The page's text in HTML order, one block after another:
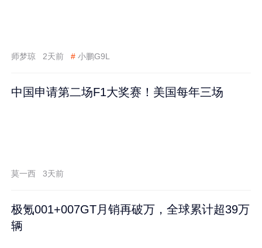
师梦琼 2天前 # 小鹏G9L
中国申请第二场F1大奖赛！美国每年三场
莫一西 3天前
极氪001+007GT月销再破万，全球累计超39万
辆